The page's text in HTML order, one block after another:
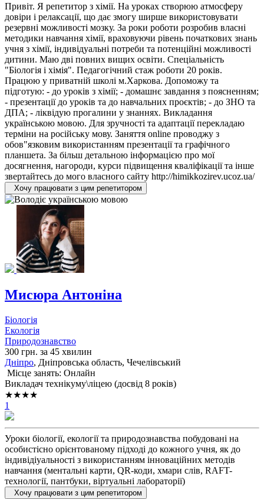
Привіт. Я репетитор з хімії. На уроках створюю атмосферу
довіри і релаксації, що дає змогу ширше використовувати
резервні можливості мозку. За роки роботи розробив власні
методики навчання хімії, враховуючи рівень початкових знань
учня з хімії, індивідуальні потреби та потенційні можливості
дитини. Маю дві повних вищих освіти. Спеціальність
"Біологія і хімія". Педагогічний стаж роботи 20 років.
Працюю у приватній школі м.Харкова. Допоможу та
підготую: - до уроків з хімії; - домашнє завдання з поясненням;
- презентації до уроків та до навчальних проєктів; - до ЗНО та
ДПА; - ліквідую прогалини у знаннях. Викладання
українською мовою. Для зручності та адаптації перекладаю
терміни на російську мову. Заняття online проводжу з
обов"язковим використанням презентації та графічного
планшета. За більш детальною інформацією про мої
досягнення, нагороди, курси підвищення кваліфікації та інше
звертайтесь до мого власного сайту http://himikkozirev.ucoz.ua/
Хочу працювати з цим репетитором
Мисюра Антоніна
Біологія
Екологія
Природознавство
300 грн. за 45 хвилин
Дніпро, Дніпровська область, Чечелівський
Місце занять: Онлайн
Викладач технікуму\ліцею (досвід 8 років)
★★★★
1
Уроки біології, екології та природознавства побудовані на
особистісно орієнтованому підході до кожного учня, як до
індивідіуальності з використанням інноваційних методів
навчання (ментальні карти, QR-коди, хмари слів, RAFT-
технології, пантбуки, віртуальні лабораторії)
Хочу працювати з цим репетитором